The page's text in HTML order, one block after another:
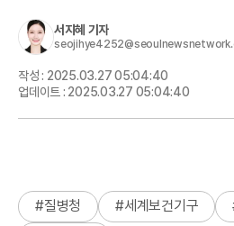
서지혜 기자
작성 : 2025.03.27 05:04:40
업데이트 : 2025.03.27 05:04:40
#질병청 #세계보건기구